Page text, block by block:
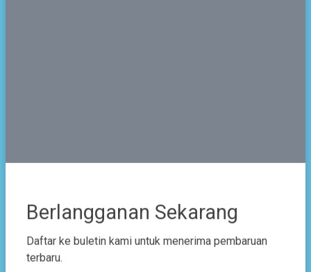
Bagikan
Berlangganan Sekarang
Daftar ke buletin kami untuk menerima pembaruan
terbaru.